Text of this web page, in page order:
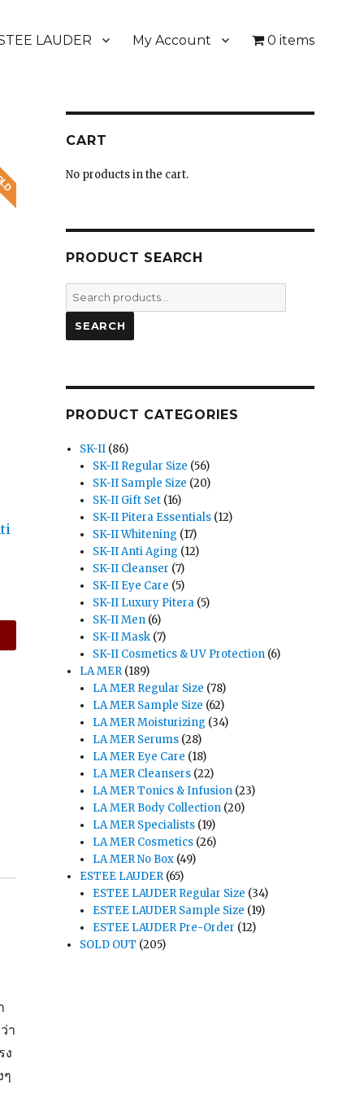
LAUDER My Account 0 items
า
ง
ๆ
CART
No products in the cart.
PRODUCT SEARCH
Search
for:
SEARCH
PRODUCT CATEGORIES
SK-II (86)
SK-II Regular Size (56)
SK-II Sample Size (20)
SK-II Gift Set (16)
SK-II Pitera Essentials (12)
SK-II Whitening (17)
SK-II Anti Aging (12)
SK-II Cleanser (7)
SK-II Eye Care (5)
SK-II Luxury Pitera (5)
SK-II Men (6)
SK-II Mask (7)
SK-II Cosmetics & UV Protection (6)
LA MER (189)
LA MER Regular Size (78)
LA MER Sample Size (62)
LA MER Moisturizing (34)
LA MER Serums (28)
LA MER Eye Care (18)
LA MER Cleansers (22)
LA MER Tonics & Infusion (23)
LA MER Body Collection (20)
LA MER Specialists (19)
LA MER Cosmetics (26)
LA MER No Box (49)
ESTEE LAUDER (65)
ESTEE LAUDER Regular Size (34)
ESTEE LAUDER Sample Size (19)
ESTEE LAUDER Pre-Order (12)
SOLD OUT (205)